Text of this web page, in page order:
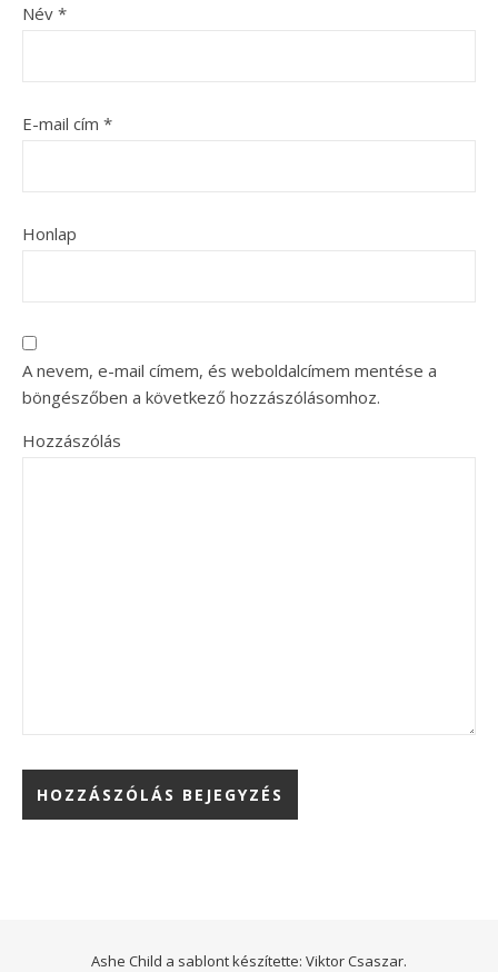
Név *
E-mail cím *
Honlap
A nevem, e-mail címem, és weboldalcímem mentése a
böngészőben a következő hozzászólásomhoz.
Hozzászólás
Ashe Child a sablont készítette: Viktor Csaszar.